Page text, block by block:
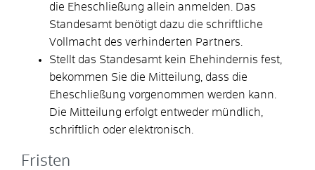
die Eheschließung allein anmelden. Das
Standesamt benötigt dazu die schriftliche
Vollmacht des verhinderten Partners.
Stellt das Standesamt kein Ehehindernis fest,
bekommen Sie die Mitteilung, dass die
Eheschließung vorgenommen werden kann.
Die Mitteilung erfolgt entweder mündlich,
schriftlich oder elektronisch.
Fristen